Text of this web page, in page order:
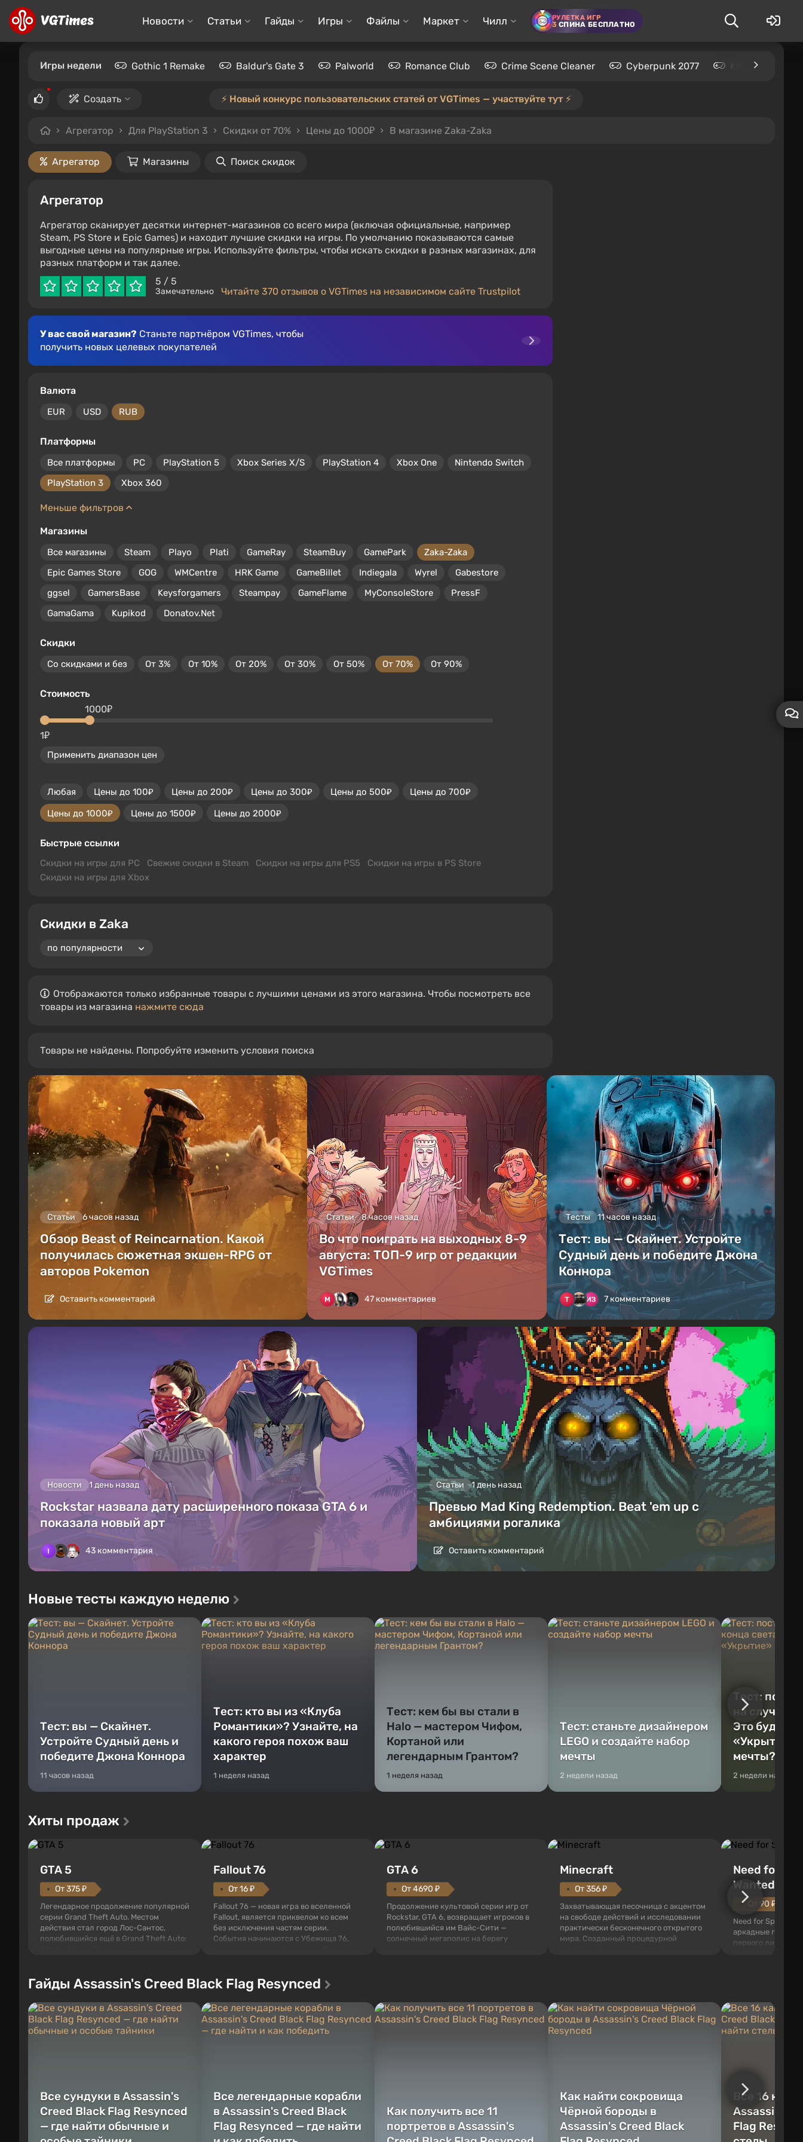
Новости Статьи Гайды Игры Файлы Маркет Чилл РУЛЕТКА ИГР
3 СПИНА БЕСПЛАТНО
Игры недели Gothic 1 Remake Baldur's Gate 3 Palworld Romance Club Crime Scene Cleaner Cyberpunk 2077 Kingdom
Создать ⚡️ Новый конкурс пользовательских статей от VGTimes — участвуйте тут ⚡️
Агрегатор Для PlayStation 3 Скидки от 70% Цены до 1000₽ В магазине Zaka-Zaka
Агрегатор Магазины Поиск скидок
Агрегатор
Агрегатор сканирует десятки интернет-магазинов со всего мира (включая официальные, например
Steam, PS Store и Epic Games) и находит лучшие скидки на игры. По умолчанию показываются самые
выгодные цены на популярные игры. Используйте фильтры, чтобы искать скидки в разных магазинах, для
разных платформ и так далее.
5 / 5
Замечательно Читайте 370 отзывов о VGTimes на независимом сайте Trustpilot
У вас свой магазин? Станьте партнёром VGTimes, чтобы
получить новых целевых покупателей
Валюта
EUR USD RUB
Платформы
Все платформы PC PlayStation 5 Xbox Series X/S PlayStation 4 Xbox One
Nintendo Switch
PlayStation 3
Xbox 360
Меньше фильтров
Магазины
Все магазины Steam Playo Plati GameRay SteamBuy GamePark
Zaka-Zaka
Epic Games Store
GOG WMCentre HRK Game GameBillet Indiegala Wyrel
Gabestore
ggsel
GamersBase Keysforgamers Steampay GameFlame MyConsoleStore
PressF
GamaGama
Kupikod Donatov.Net
Скидки
Со скидками и без От 3% От 10% От 20% От 30% От 50% От 70% От 90%
Стоимость
1₽
1000₽
Применить диапазон цен
Любая Цены до 100₽ Цены до 200₽ Цены до 300₽ Цены до 500₽
Цены до 700₽
Цены до 1000₽
Цены до 1500₽ Цены до 2000₽
Быстрые ссылки
Скидки на игры для PC Свежие скидки в Steam Скидки на игры для PS5
Скидки на игры в PS Store
Скидки на игры для Xbox
Скидки в Zaka
Отображаются только избранные товары с лучшими ценами из этого магазина. Чтобы посмотреть все
товары из магазина нажмите сюда
Товары не найдены. Попробуйте изменить условия поиска
Статьи 6 часов назад
Обзор Beast of Reincarnation. Какой
получилась сюжетная экшен-RPG от
авторов Pokemon
Оставить комментарий
Статьи 8 часов назад
Во что поиграть на выходных 8-9
августа: ТОП-9 игр от редакции
VGTimes
47 комментариев
Тесты 11 часов назад
Тест: вы — Скайнет. Устройте
Судный день и победите Джона
Коннора
7 комментариев
Новости 1 день назад
Rockstar назвала дату расширенного показа GTA 6 и
показала новый арт
43 комментария
Статьи 1 день назад
Превью Mad King Redemption. Beat 'em up с
амбициями рогалика
Оставить комментарий
Новые тесты каждую неделю
Тест: вы — Скайнет.
Устройте Судный день и
победите Джона Коннора
11 часов назад
Тест: кто вы из «Клуба
Романтики»? Узнайте, на
какого героя похож ваш
характер
1 неделя назад
Тест: кем бы вы стали в
Halo — мастером Чифом,
Кортаной или
легендарным Грантом?
1 неделя назад
Тест: станьте дизайнером
LEGO и создайте набор
мечты
2 недели назад
Тест:
на случай
Это будет
«Укрытие»
мечты?
2 недели назад
Хиты продаж
GTA 5
От 375 ₽
Легендарное продолжение популярной
серии Grand Theft Auto. Местом
действия стал город Лос-Сантос,
полюбившийся ещё в Grand Theft Auto:
которыми вы сможете переключаться в
любое время. Жанр и...
Fallout 76
От 16 ₽
Fallout 76 — новая игра во вселенной
Fallout, является приквелом ко всем
без исключения частям серии.
События начинаются с Убежища 76,
как на Америку упадут ядерные бомбы.
Место действия Fallout...
GTA 6
От 4690 ₽
Продолжение культовой серии игр от
Rockstar, GTA 6, возвращает игроков в
полюбившийся им Вайс-Сити —
солнечный мегаполис на берегу
неприятности. И...
Minecraft
От 356 ₽
Захватывающая песочница с акцентом
на свободе действий и исследовании
практически бесконечного открытого
мира. Созданный процедурной
Игроку дана по...
Need for
Wanted
От 90 ₽
Need for Speed:
аркадные гонки с
первого лица. В
нарушите
Гайды Assassin's Creed Black Flag Resynced
Все сундуки в Assassin's
Creed Black Flag Resynced
— где найти обычные и
Все легендарные корабли
в Assassin's Creed Black
Flag Resynced — где найти
Как получить все 11
портретов в Assassin's
Как найти сокровища
Чёрной бороды в
Assassin's Creed Black
Все 16
Assassin's
Flag